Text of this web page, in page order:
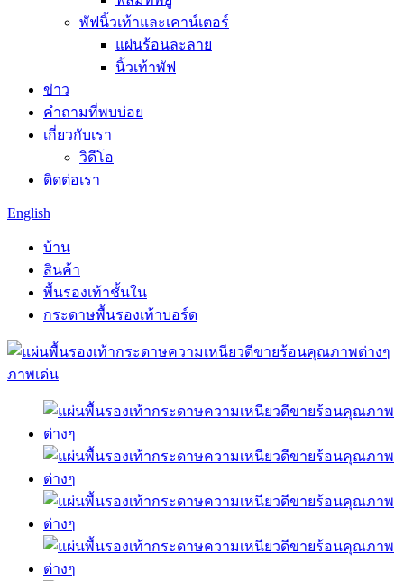
พัฟนิ้วเท้าและเคาน์เตอร์
แผ่นร้อนละลาย
นิ้วเท้าพัฟ
ข่าว
คำถามที่พบบ่อย
เกี่ยวกับเรา
วิดีโอ
ติดต่อเรา
English
บ้าน
สินค้า
พื้นรองเท้าชั้นใน
กระดาษพื้นรองเท้าบอร์ด